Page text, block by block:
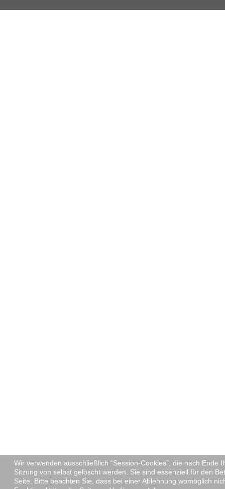
Wir verwenden ausschließlich “Session-Cookies”, die nach Ende
Sitzung von selbst gelöscht werden. Sie sind essenziell für den
Seite. Bitte beachten Sie, dass bei einer Ablehnung womöglich